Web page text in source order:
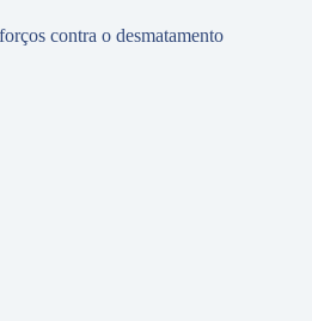
contra o desmatamento